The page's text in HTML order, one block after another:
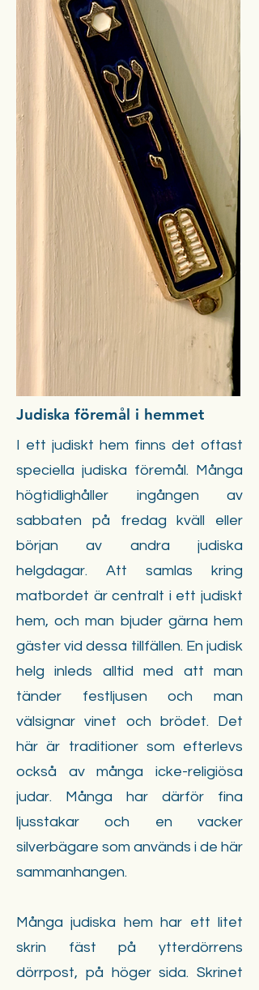
Judiska föremål i hemmet
I ett judiskt hem finns det oftast
speciella judiska föremål. Många
högtidlighåller ingången av
sabbaten på fredag kväll eller
början av andra judiska
helgdagar. Att samlas kring
matbordet är centralt i ett judiskt
hem, och man bjuder gärna hem
gäster vid dessa tillfällen. En judisk
helg inleds alltid med att man
tänder festljusen och man
välsignar vinet och brödet. Det
här är traditioner som efterlevs
också av många icke-religiösa
judar. Många har därför fina
ljusstakar och en vacker
silverbägare som används i de här
sammanhangen.
Många judiska hem har ett litet
skrin fäst på ytterdörrens
dörrpost, på höger sida. Skrinet